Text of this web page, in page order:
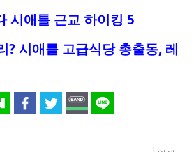
시애틀 근교 하이킹 5
? 시애틀 고급식당 총출동, 레